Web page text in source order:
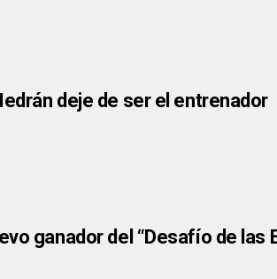
deje de ser el entrenador
ganador del “Desafío de las